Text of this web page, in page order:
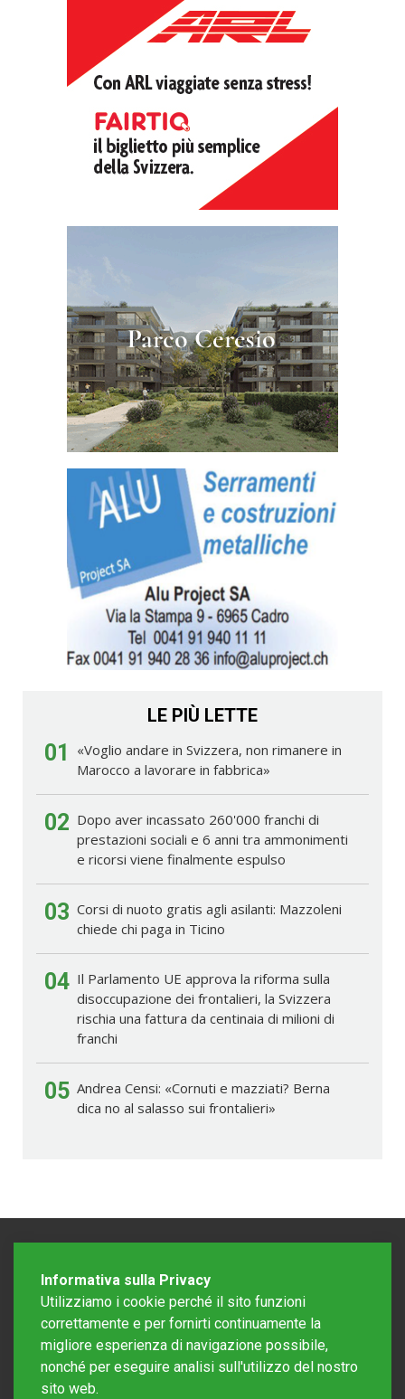
LE PIÙ LETTE
01
«Voglio andare in Svizzera, non rimanere in
Marocco a lavorare in fabbrica»
02 Dopo aver incassato 260'000 franchi di
prestazioni sociali e 6 anni tra ammonimenti
e ricorsi viene finalmente espulso
03 Corsi di nuoto gratis agli asilanti: Mazzoleni
chiede chi paga in Ticino
04 Il Parlamento UE approva la riforma sulla
disoccupazione dei frontalieri, la Svizzera
rischia una fattura da centinaia di milioni di
franchi
05 Andrea Censi: «Cornuti e mazziati? Berna
dica no al salasso sui frontalieri»
Informativa sulla Privacy
Utilizziamo i cookie perché il sito funzioni
correttamente e per fornirti continuamente la
migliore esperienza di navigazione possibile,
nonché per eseguire analisi sull'utilizzo del nostro
sito web.